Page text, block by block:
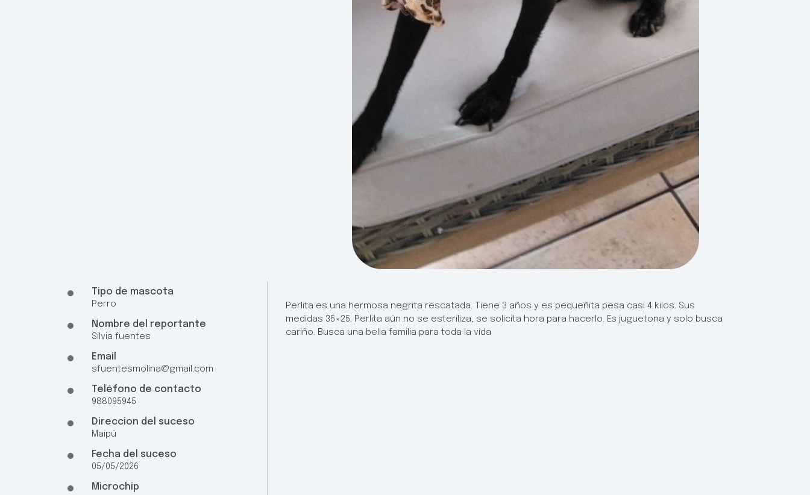
Tipo de mascota
Perro
Nombre del reportante
Silvia fuentes
Email
sfuentesmolina@gmail.com
Teléfono de contacto
988095945
Direccion del suceso
Maipú
Fecha del suceso
05/05/2026
Microchip
Perlita es una hermosa negrita rescatada. Tiene 3 años y es pequeñita pesa casi 4 kilos. Sus
medidas 35×25. Perlita aún no se esteriliza, se solicita hora para hacerlo. Es juguetona y solo busca
cariño. Busca una bella familia para toda la vida